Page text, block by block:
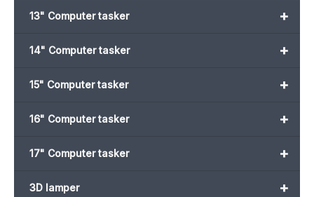
+
13" Computer tasker
+
14" Computer tasker
+
15" Computer tasker
+
16" Computer tasker
+
17" Computer tasker
+
3D lamper